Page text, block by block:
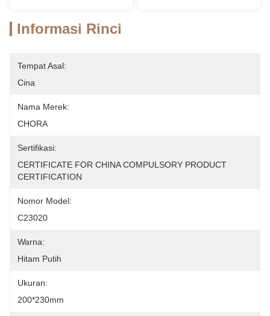
Informasi Rinci
Tempat Asal:
Cina
Nama Merek:
CHORA
Sertifikasi:
CERTIFICATE FOR CHINA COMPULSORY PRODUCT
CERTIFICATION
Nomor Model:
C23020
Warna:
Hitam Putih
Ukuran:
200*230mm